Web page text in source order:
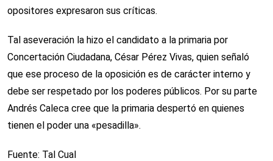
opositores expresaron sus críticas.
Tal aseveración la hizo el candidato a la primaria por
Concertación Ciudadana, César Pérez Vivas, quien señaló
que ese proceso de la oposición es de carácter interno y
debe ser respetado por los poderes públicos. Por su parte
Andrés Caleca cree que la primaria despertó en quienes
tienen el poder una «pesadilla».
Fuente: Tal Cual